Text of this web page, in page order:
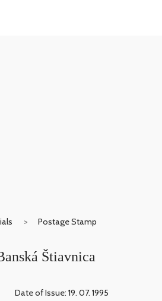
Postage Stamp
Štiavnica
Date of Issue: 19. 07. 1995